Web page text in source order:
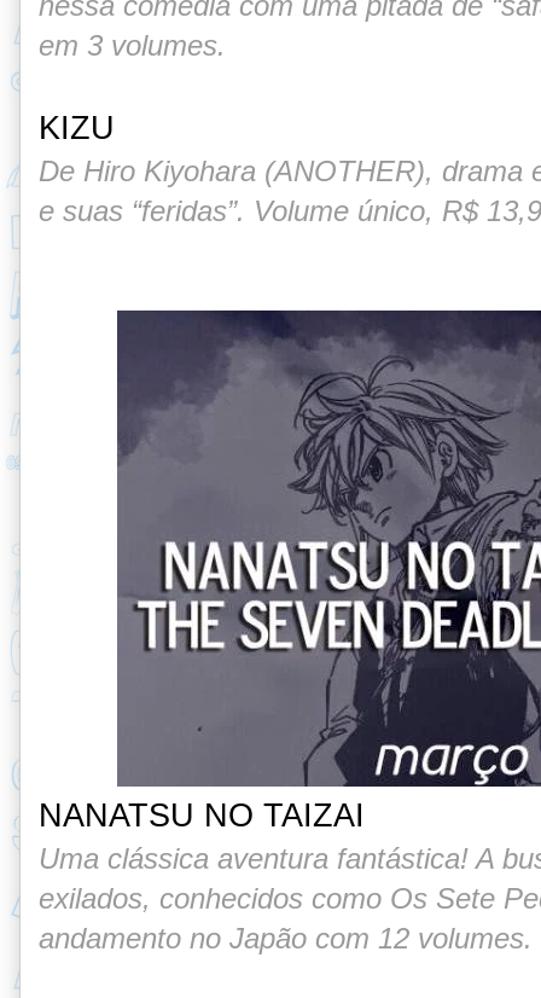
em 3 volumes.
KIZU
De Hiro Kiyohara (ANOTHER), drama
e suas “feridas”. Volume único, R$
NANATSU NO TAIZAI
Uma clássica aventura fantástica! A
exilados, conhecidos como Os Sete
andamento no Japão com 12 volumes.